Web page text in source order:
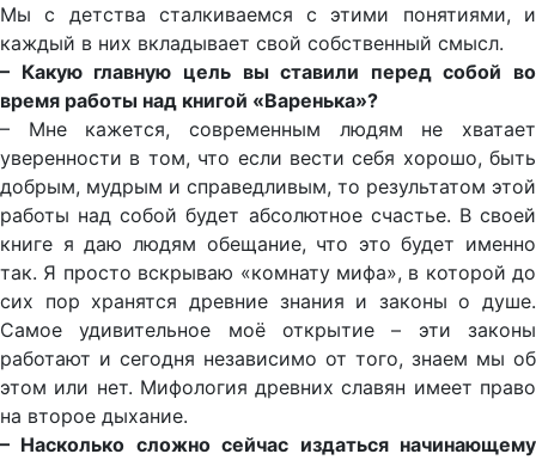
Мы с детства сталкиваемся с этими понятиями, и
каждый в них вкладывает свой собственный смысл.
– Какую главную цель вы ставили перед собой во
время работы над книгой «Варенька»?
– Мне кажется, современным людям не хватает
уверенности в том, что если вести себя хорошо, быть
добрым, мудрым и справедливым, то результатом этой
работы над собой будет абсолютное счастье. В своей
книге я даю людям обещание, что это будет именно
так. Я просто вскрываю «комнату мифа», в которой до
сих пор хранятся древние знания и законы о душе.
Самое удивительное моё открытие – эти законы
работают и сегодня независимо от того, знаем мы об
этом или нет. Мифология древних славян имеет право
на второе дыхание.
– Насколько сложно сейчас издаться начинающему